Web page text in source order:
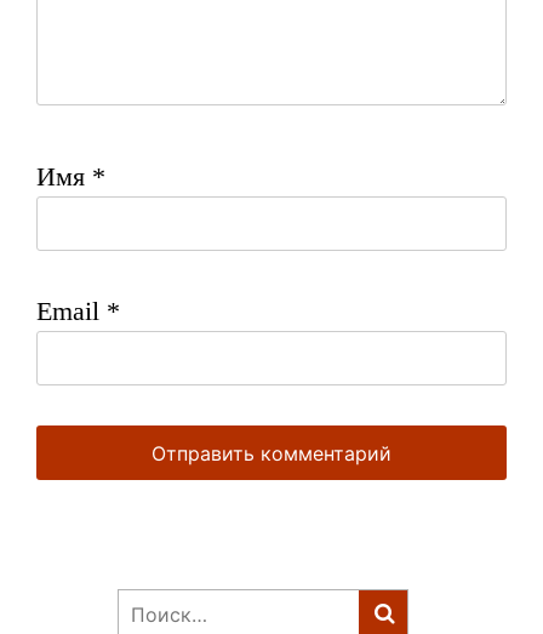
Имя *
Email *
Найти: